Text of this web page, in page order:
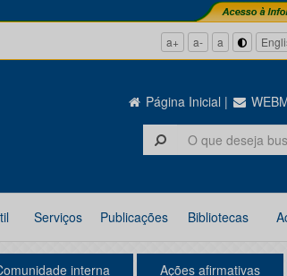
a+ a- a
Página Inicial |
Serviços Publicações Bibliotecas
interna Ações afirmativas